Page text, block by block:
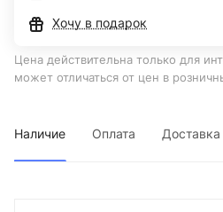
Хочу в подарок
Цена действительна только для
может отличаться от цен в
Наличие Оплата Доставка